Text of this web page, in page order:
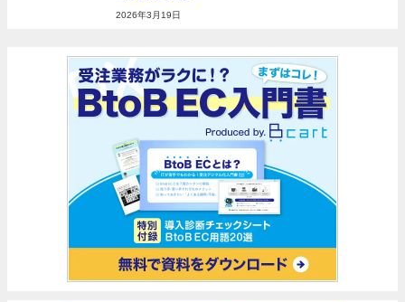
2026年3月19日